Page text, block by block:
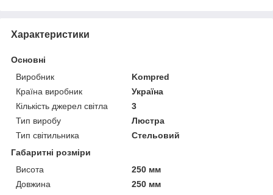
Характеристики
Основні
Виробник
Kompred
Країна виробник
Україна
Кількість джерел світла
3
Тип виробу
Люстра
Тип світильника
Стельовий
Габаритні розміри
Висота
250 мм
Довжина
250 мм